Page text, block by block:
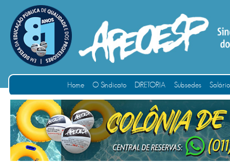
Home O Sindicato DIRETORIA Subsedes